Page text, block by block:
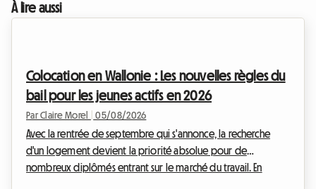
À lire aussi
Colocation en Wallonie : Les nouvelles règles du
bail pour les jeunes actifs en 2026
Par Claire Morel 05/08/2026
Avec la rentrée de septembre qui s'annonce, la recherche
d'un logement devient la priorité absolue pour de
nombreux diplômés entrant sur le marché du travail. En